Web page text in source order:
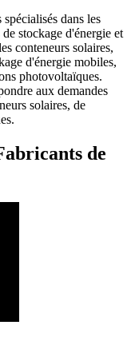
dans les
stockage d'énergie et
conteneurs solaires,
d'énergie mobiles,
photovoltaïques.
aux demandes
solaires, de
de